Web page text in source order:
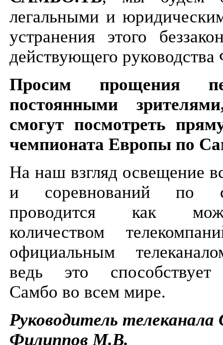
легальными и
устранения этого
действующего
Просим прощения
постоянными
смогут посмотреть
чемпионата Европы по
На наш взгляд освещение
и соревнований по
проводится как
количеством
официальным
ведь это способствует
Самбо во всем мире.
Руководитель
Филиппов М.В.